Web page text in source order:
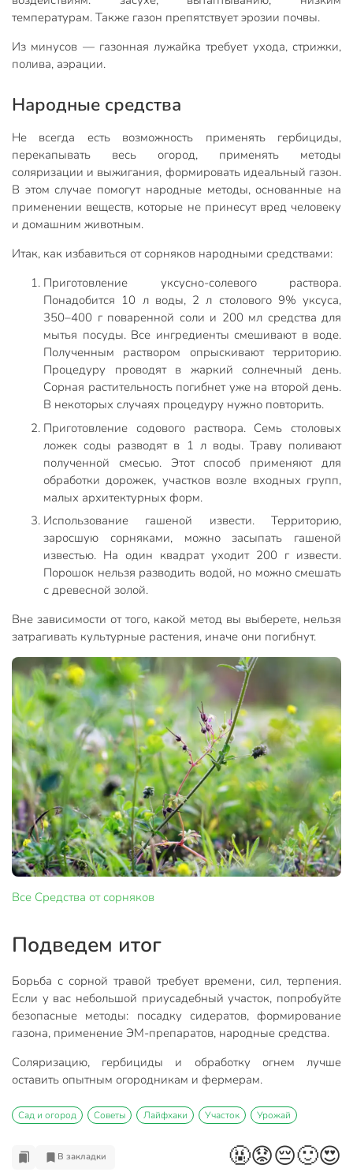
температурам. Также газон препятствует эрозии почвы.
Из минусов — газонная лужайка требует ухода, стрижки,
полива, аэрации.
Народные средства
Не всегда есть возможность применять гербициды,
перекапывать весь огород, применять методы
соляризации и выжигания, формировать идеальный газон.
В этом случае помогут народные методы, основанные на
применении веществ, которые не принесут вред человеку
и домашним животным.
Итак, как избавиться от сорняков народными средствами:
Приготовление уксусно-солевого раствора.
Понадобится 10 л воды, 2 л столового 9% уксуса,
350–400 г поваренной соли и 200 мл средства для
мытья посуды. Все ингредиенты смешивают в воде.
Полученным раствором опрыскивают территорию.
Процедуру проводят в жаркий солнечный день.
Сорная растительность погибнет уже на второй день.
В некоторых случаях процедуру нужно повторить.
Приготовление содового раствора. Семь столовых
ложек соды разводят в 1 л воды. Траву поливают
полученной смесью. Этот способ применяют для
обработки дорожек, участков возле входных групп,
малых архитектурных форм.
Использование гашеной извести. Территорию,
заросшую сорняками, можно засыпать гашеной
известью. На один квадрат уходит 200 г извести.
Порошок нельзя разводить водой, но можно смешать
с древесной золой.
Вне зависимости от того, какой метод вы выберете, нельзя
затрагивать культурные растения, иначе они погибнут.
Все Средства от сорняков
Подведем итог
Борьба с сорной травой требует времени, сил, терпения.
Если у вас небольшой приусадебный участок, попробуйте
безопасные методы: посадку сидератов, формирование
газона, применение ЭМ-препаратов, народные средства.
Соляризацию, гербициды и обработку огнем лучше
оставить опытным огородникам и фермерам.
Сад и огород Советы Лайфхаки Участок Урожай
В закладки 🤬😟😔🙂😍